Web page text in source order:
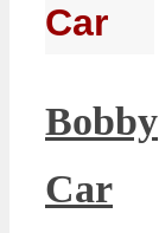
Car
Bobby
Car